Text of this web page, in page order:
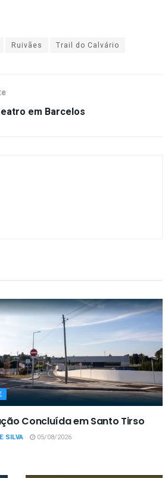
Ruivães Trail do Calvário
em Barcelos
Concluída em Santo Tirso
SILVA 05/08/2026